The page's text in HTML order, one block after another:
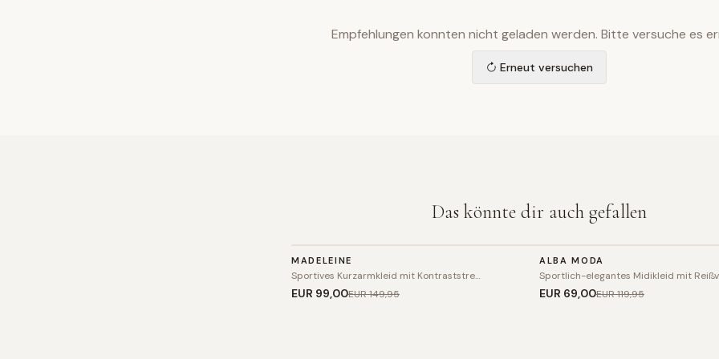
Empfehlungen konnten nicht geladen werden. Bitte versuche es
Erneut versuchen
Das könnte dir auch gefallen
SALE
MADELEINE
Sportives Kurzarmkleid mit Kontraststre…
EUR 99,00EUR 149,95
SALE
ALBA MODA
Sportlich-elegantes Midikleid mit
EUR 69,00EUR 119,95